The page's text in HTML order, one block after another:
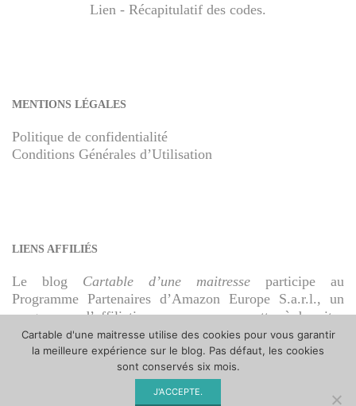
Lien - Récapitulatif des codes.
MENTIONS LÉGALES
Politique de confidentialité
Conditions Générales d’Utilisation
LIENS AFFILIÉS
Le blog Cartable d’une maitresse participe au
Programme Partenaires d’Amazon Europe S.a.r.l., un
programme d’affiliation conçu pour permettre à des sites
de percevoir une rémunération grâce à la création de
liens vers Amazon.fr.
Cartable d'une maitresse utilise des cookies pour vous garantir
la meilleure expérience sur le blog. Pas défaut, les cookies
sont conservés six mois.
J'ACCEPTE.